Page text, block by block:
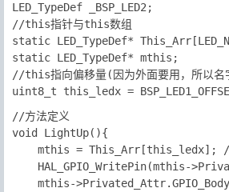
LED_TypeDef _BSP_LED2;
//this指针与this数组
static LED_TypeDef*
static LED_TypeDef* mthis;
//this指向偏移量(因为外面要用，所以名
//方法定义
void LightUp(){